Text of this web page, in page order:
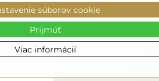
Viac informácií
súborov cookie
Prijmúť